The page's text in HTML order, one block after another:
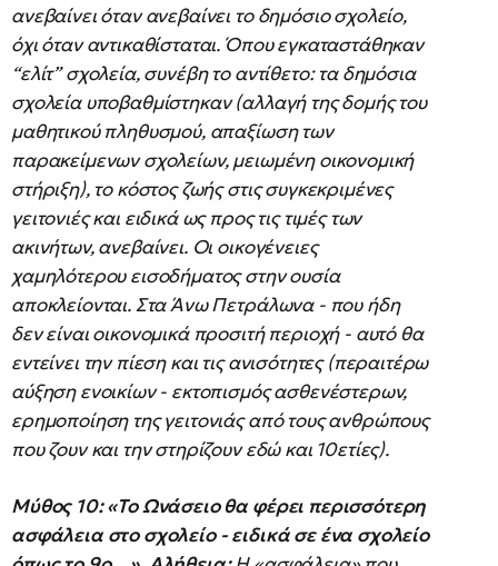
ανεβαίνει όταν ανεβαίνει το δημόσιο σχολείο,
όχι όταν αντικαθίσταται. Όπου εγκαταστάθηκαν
“ελίτ” σχολεία, συνέβη το αντίθετο: τα δημόσια
σχολεία υποβαθμίστηκαν (αλλαγή της δομής του
μαθητικού πληθυσμού, απαξίωση των
παρακείμενων σχολείων, μειωμένη οικονομική
στήριξη), το κόστος ζωής στις συγκεκριμένες
γειτονιές και ειδικά ως προς τις τιμές των
ακινήτων, ανεβαίνει. Οι οικογένειες
χαμηλότερου εισοδήματος στην ουσία
αποκλείονται. Στα Άνω Πετράλωνα - που ήδη
δεν είναι οικονομικά προσιτή περιοχή - αυτό θα
εντείνει την πίεση και τις ανισότητες (περαιτέρω
αύξηση ενοικίων - εκτοπισμός ασθενέστερων,
ερημοποίηση της γειτονιάς από τους ανθρώπους
που ζουν και την στηρίζουν εδώ και 10ετίες).
Μύθος 10: «Το Ωνάσειο θα φέρει περισσότερη
ασφάλεια στο σχολείο - ειδικά σε ένα σχολείο